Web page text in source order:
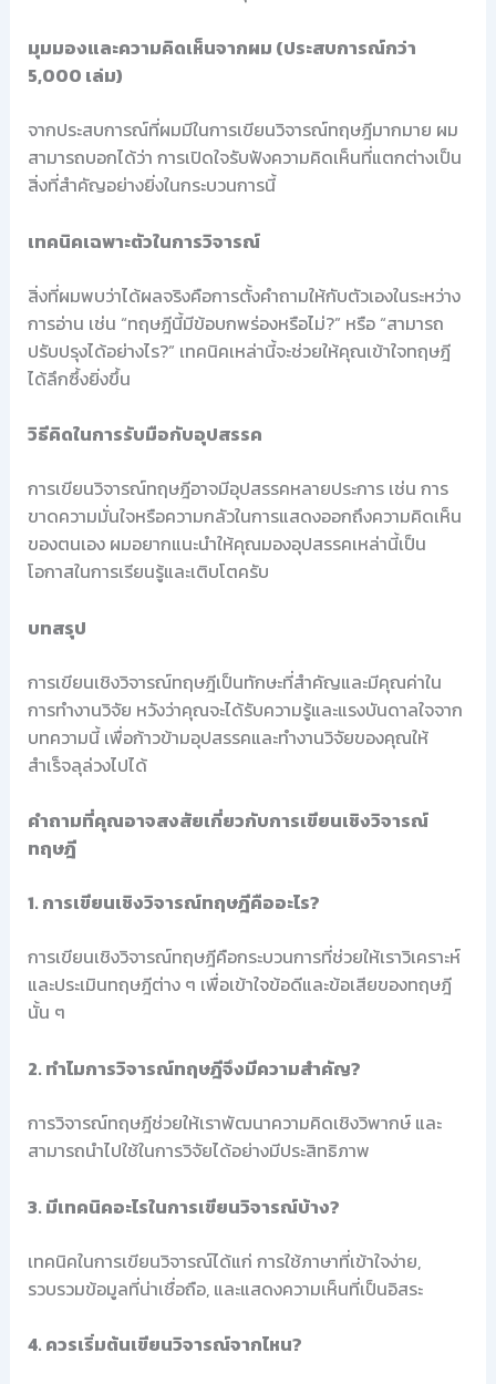
มุมมองและความคิดเห็นจากผม (ประสบการณ์กว่า
5,000 เล่ม)
จากประสบการณ์ที่ผมมีในการเขียนวิจารณ์ทฤษฎีมากมาย ผม
สามารถบอกได้ว่า การเปิดใจรับฟังความคิดเห็นที่แตกต่างเป็น
สิ่งที่สำคัญอย่างยิ่งในกระบวนการนี้
เทคนิคเฉพาะตัวในการวิจารณ์
สิ่งที่ผมพบว่าได้ผลจริงคือการตั้งคำถามให้กับตัวเองในระหว่าง
การอ่าน เช่น “ทฤษฎีนี้มีข้อบกพร่องหรือไม่?” หรือ “สามารถ
ปรับปรุงได้อย่างไร?” เทคนิคเหล่านี้จะช่วยให้คุณเข้าใจทฤษฎี
ได้ลึกซึ้งยิ่งขึ้น
วิธีคิดในการรับมือกับอุปสรรค
การเขียนวิจารณ์ทฤษฎีอาจมีอุปสรรคหลายประการ เช่น การ
ขาดความมั่นใจหรือความกลัวในการแสดงออกถึงความคิดเห็น
ของตนเอง ผมอยากแนะนำให้คุณมองอุปสรรคเหล่านี้เป็น
โอกาสในการเรียนรู้และเติบโตครับ
บทสรุป
การเขียนเชิงวิจารณ์ทฤษฎีเป็นทักษะที่สำคัญและมีคุณค่าใน
การทำงานวิจัย หวังว่าคุณจะได้รับความรู้และแรงบันดาลใจจาก
บทความนี้ เพื่อก้าวข้ามอุปสรรคและทำงานวิจัยของคุณให้
สำเร็จลุล่วงไปได้
คำถามที่คุณอาจสงสัยเกี่ยวกับการเขียนเชิงวิจารณ์
ทฤษฎี
1. การเขียนเชิงวิจารณ์ทฤษฎีคืออะไร?
การเขียนเชิงวิจารณ์ทฤษฎีคือกระบวนการที่ช่วยให้เราวิเคราะห์
และประเมินทฤษฎีต่าง ๆ เพื่อเข้าใจข้อดีและข้อเสียของทฤษฎี
นั้น ๆ
2. ทำไมการวิจารณ์ทฤษฎีจึงมีความสำคัญ?
การวิจารณ์ทฤษฎีช่วยให้เราพัฒนาความคิดเชิงวิพากษ์ และ
สามารถนำไปใช้ในการวิจัยได้อย่างมีประสิทธิภาพ
3. มีเทคนิคอะไรในการเขียนวิจารณ์บ้าง?
เทคนิคในการเขียนวิจารณ์ได้แก่ การใช้ภาษาที่เข้าใจง่าย,
รวบรวมข้อมูลที่น่าเชื่อถือ, และแสดงความเห็นที่เป็นอิสระ
4. ควรเริ่มต้นเขียนวิจารณ์จากไหน?